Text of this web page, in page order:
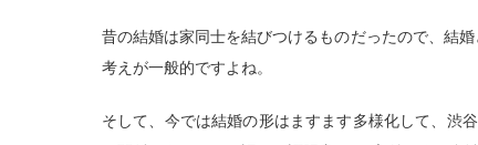
昔の結婚は家同士を結びつけるものだったので、結
考えが一般的ですよね。
そして、今では結婚の形はますます多様化して、渋